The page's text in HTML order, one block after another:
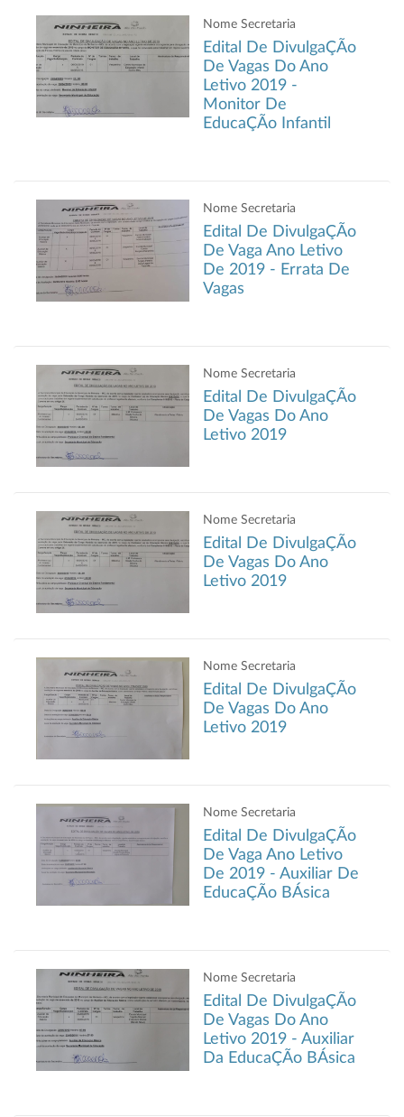
Nome Secretaria
Edital De DivulgaÇÃo
De Vagas Do Ano
Letivo 2019 -
Monitor De
EducaÇÃo Infantil
Nome Secretaria
Edital De DivulgaÇÃo
De Vaga Ano Letivo
De 2019 - Errata De
Vagas
Nome Secretaria
Edital De DivulgaÇÃo
De Vagas Do Ano
Letivo 2019
Nome Secretaria
Edital De DivulgaÇÃo
De Vagas Do Ano
Letivo 2019
Nome Secretaria
Edital De DivulgaÇÃo
De Vagas Do Ano
Letivo 2019
Nome Secretaria
Edital De DivulgaÇÃo
De Vaga Ano Letivo
De 2019 - Auxiliar De
EducaÇÃo BÁsica
Nome Secretaria
Edital De DivulgaÇÃo
De Vagas Do Ano
Letivo 2019 - Auxiliar
Da EducaÇÃo BÁsica